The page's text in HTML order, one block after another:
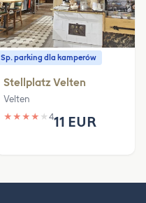
Sp. parking dla kamperów
Stellplatz Velten
Velten
★ ★ ★ ★ ★ 411 EUR